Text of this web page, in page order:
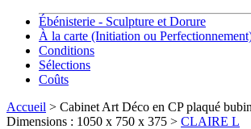
Ébénisterie - Sculpture et Dorure
À la carte (Initiation ou
Conditions
Sélections
Coûts
Accueil > Cabinet Art Déco en CP plaqué
Dimensions : 1050 x 750 x 375 > CLAIRE L